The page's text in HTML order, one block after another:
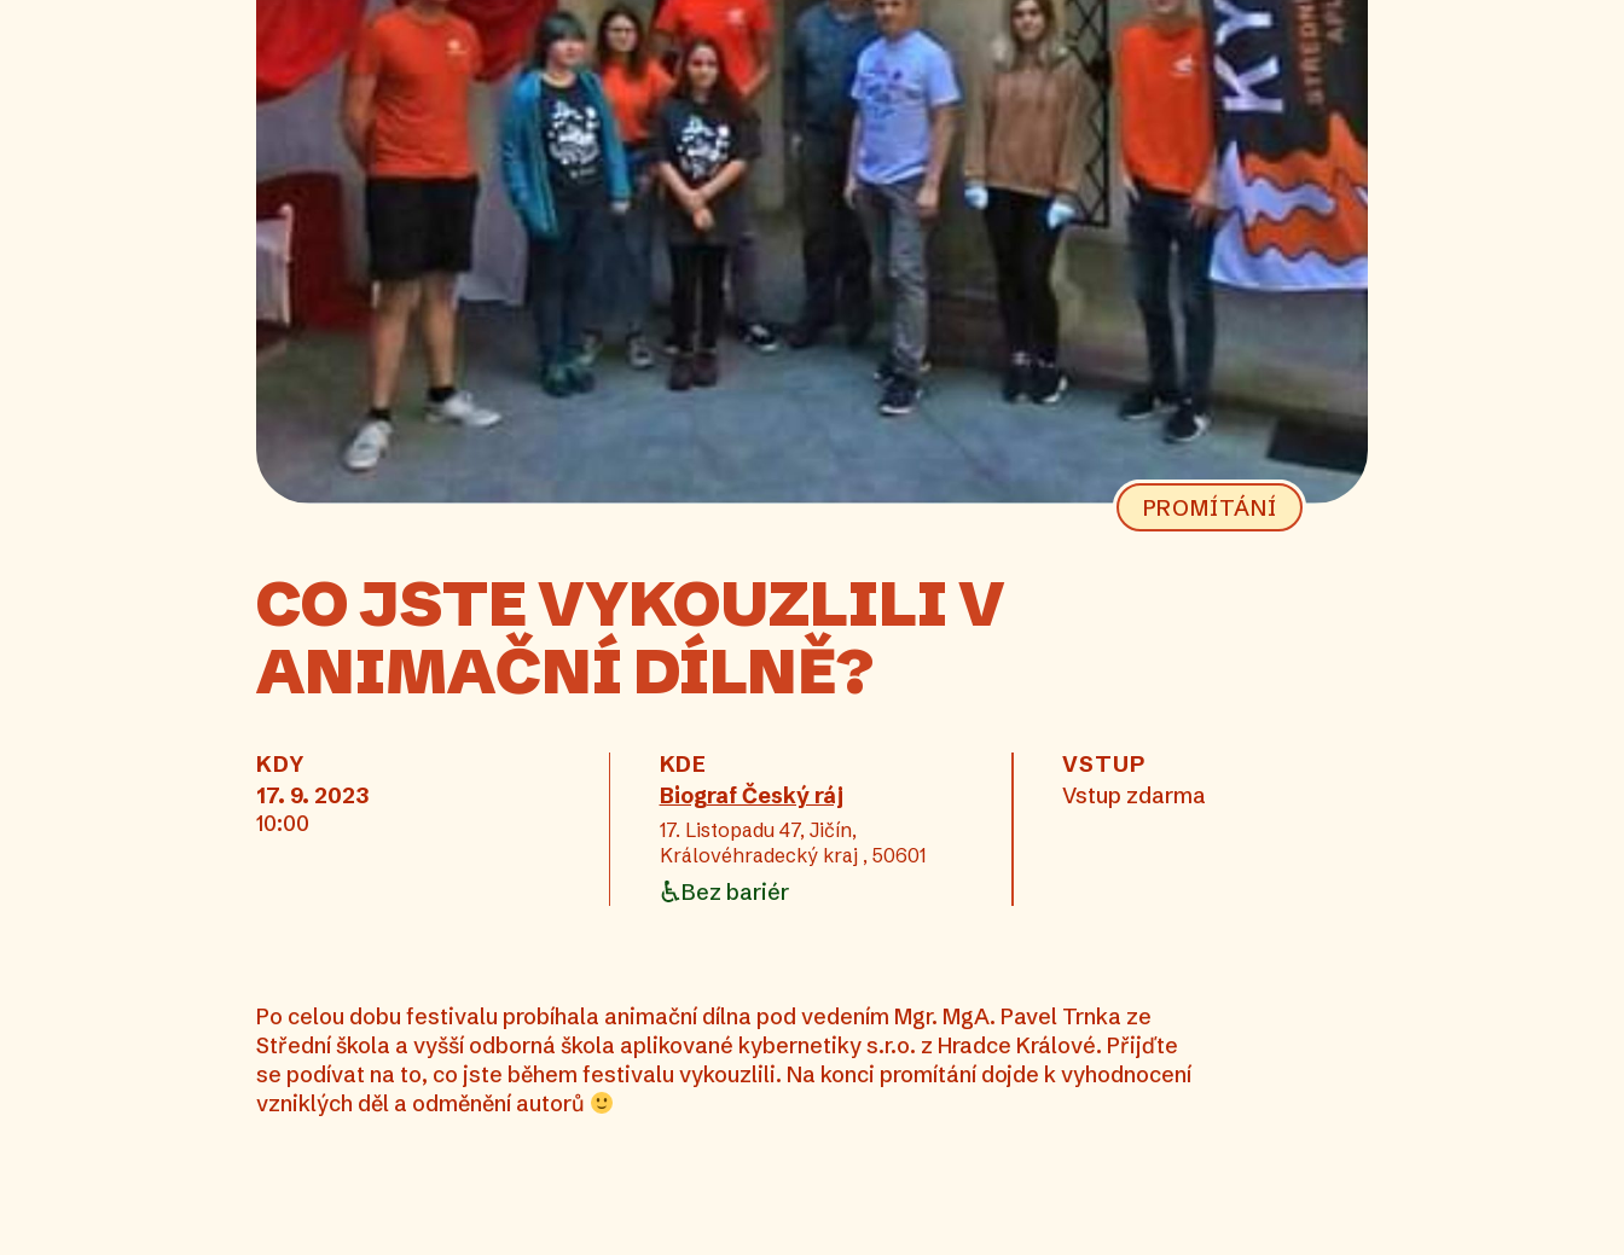
PROMÍTÁNÍ
CO JSTE VYKOUZLILI V
ANIMAČNÍ DÍLNĚ?
KDY
17. 9. 2023
10:00
KDE
Biograf Český ráj
17. Listopadu 47, Jičín,
Královéhradecký kraj , 50601
Bez bariér
VSTUP
Vstup zdarma
Po celou dobu festivalu probíhala animační dílna pod vedením Mgr. MgA. Pavel Trnka ze
Střední škola a vyšší odborná škola aplikované kybernetiky s.r.o. z Hradce Králové. Přijďte
se podívat na to, co jste během festivalu vykouzlili. Na konci promítání dojde k vyhodnocení
vzniklých děl a odměnění autorů